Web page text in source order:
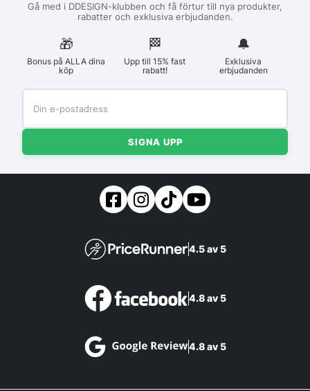
Gå med i DDESIGN-klubben och få förtur till nya produkter,
rabatter och exklusiva erbjudanden.
🎁
Bonus på ALLA dina
köp
🏁︎
Upp till 15% fast
rabatt!
🔔
Exklusiva
erbjudanden
SIGNA UPP
4.5 av 5
4.8 av 5
4.8 av 5